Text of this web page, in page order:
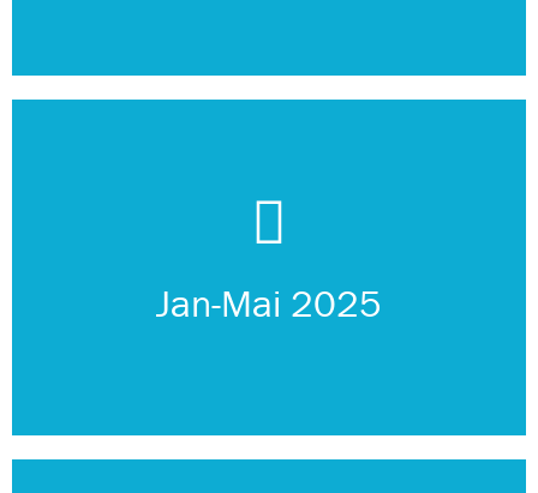
Jan-Mai 2025
Compilation des informations